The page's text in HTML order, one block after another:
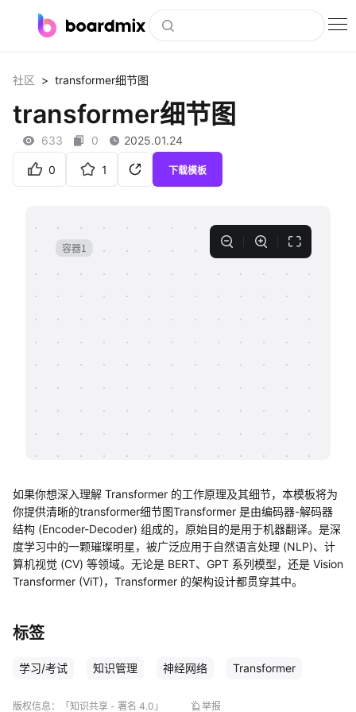
社区资源
下载
私有化部署
客户案例
支持
知识分享社区
社区 > transformer细节图
transformer细节图
633 0 2025.01.24
0 1 下载模板
如果你想深入理解 Transformer 的工作原理及其细节，本模板将为
你提供清晰的transformer细节图Transformer 是由编码器-解码器
结构 (Encoder-Decoder) 组成的，原始目的是用于机器翻译。是深
度学习中的一颗璀璨明星，被广泛应用于自然语言处理 (NLP)、计
算机视觉 (CV) 等领域。无论是 BERT、GPT 系列模型，还是 Vision
Transformer (ViT)，Transformer 的架构设计都贯穿其中。
标签
学习/考试 知识管理 神经网络 Transformer
版权信息： 「知识共享 - 署名 4.0」 举报